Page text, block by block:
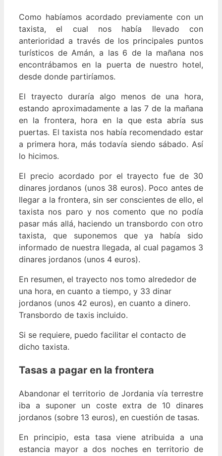
Como habíamos acordado previamente con un
taxista, el cual nos había llevado con
anterioridad a través de los principales puntos
turísticos de Amán, a las 6 de la mañana nos
encontrábamos en la puerta de nuestro hotel,
desde donde partiríamos.
El trayecto duraría algo menos de una hora,
estando aproximadamente a las 7 de la mañana
en la frontera, hora en la que esta abría sus
puertas. El taxista nos había recomendado estar
a primera hora, más todavía siendo sábado. Así
lo hicimos.
El precio acordado por el trayecto fue de 30
dinares jordanos (unos 38 euros). Poco antes de
llegar a la frontera, sin ser conscientes de ello, el
taxista nos paro y nos comento que no podía
pasar más allá, haciendo un transbordo con otro
taxista, que suponemos que ya había sido
informado de nuestra llegada, al cual pagamos 3
dinares jordanos (unos 4 euros).
En resumen, el trayecto nos tomo alrededor de
una hora, en cuanto a tiempo, y 33 dinar
jordanos (unos 42 euros), en cuanto a dinero.
Transbordo de taxis incluido.
Si se requiere, puedo facilitar el contacto de
dicho taxista.
Tasas a pagar en la frontera
Abandonar el territorio de Jordania vía terrestre
iba a suponer un coste extra de 10 dinares
jordanos (sobre 13 euros), en cuestión de tasas.
En principio, esta tasa viene atribuida a una
estancia mayor a dos noches en territorio de